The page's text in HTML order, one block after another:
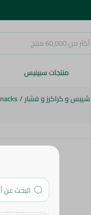
منتجات سبينيس
شيبس و كراكرز و فشار/